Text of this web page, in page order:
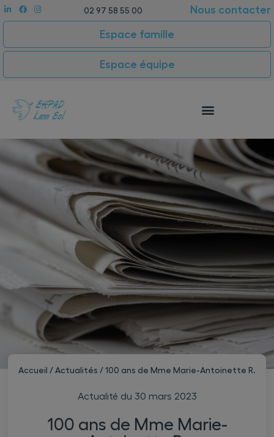
02 97 58 55 00 Nous contacter
Espace famille
Espace équipe
Accueil / Actualités / 100 ans de Mme Marie-Antoinette R.
Actualité du 30 mars 2023
100 ans de Mme Marie-